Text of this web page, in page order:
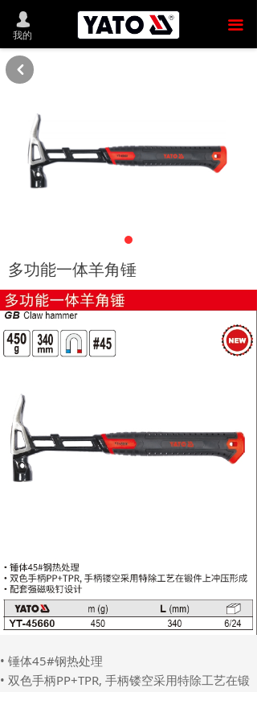
끀
首 页
新品推荐
产品商城
YATO中国
发展历程
留言反馈
넙
我的
多功能一体羊角锤
낒
• 锤体45#钢热处理
• 双色手柄PP+TPR, 手柄镂空采用特除工艺在锻